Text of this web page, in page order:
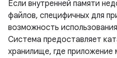
Если внутренней памяти
файлов, специфичных для
возможность
Система предоставляет
хранилище, где приложение